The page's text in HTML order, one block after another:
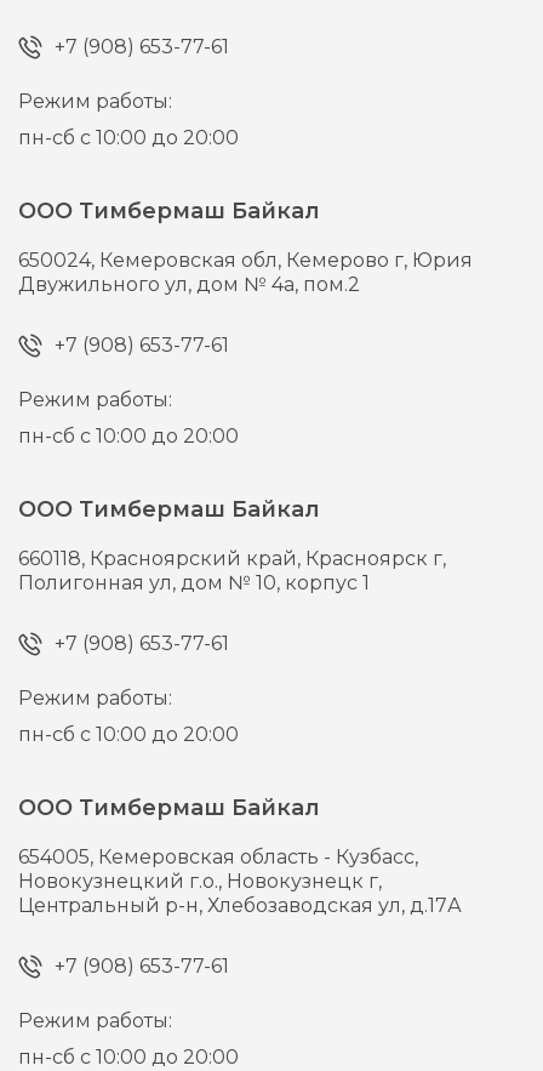
+7 (908) 653-77-61
Режим работы:
пн-сб с 10:00 до 20:00
ООО Тимбермаш Байкал
650024, Кемеровская обл, Кемерово г, Юрия
Двужильного ул, дом № 4а, пом.2
+7 (908) 653-77-61
Режим работы:
пн-сб с 10:00 до 20:00
ООО Тимбермаш Байкал
660118, Красноярский край, Красноярск г,
Полигонная ул, дом № 10, корпус 1
+7 (908) 653-77-61
Режим работы:
пн-сб с 10:00 до 20:00
ООО Тимбермаш Байкал
654005, Кемеровская область - Кузбасс,
Новокузнецкий г.о., Новокузнецк г,
Центральный р-н, Хлебозаводская ул, д.17А
+7 (908) 653-77-61
Режим работы:
пн-сб с 10:00 до 20:00